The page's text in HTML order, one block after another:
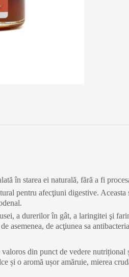
în starea ei naturală, fără a fi
pentru afecţiuni digestive.
a durerilor în gât, a laringitei şi
asemenea, de acţiunea sa
din punct de vedere
și o aromă ușor amăruie, mierea